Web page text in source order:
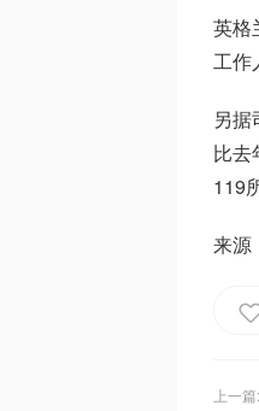
英格
工作
另
比去
119
来源
上一篇: